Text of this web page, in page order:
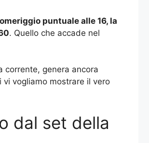
puntuale alle 16, la
. Quello che accade nel
corrente, genera ancora
vogliamo mostrare il vero
dal set della